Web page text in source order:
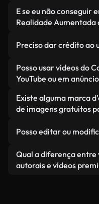
relacionadas a
com vídeos gerados
claramente
saiba o que está
Não, se você
otimizadas.
— mantendo a alta
como LCP.
E se eu não conseguir
Realidade Aumentada
Coverr AI Studio.
"Realidade
gerará um vídeo
segundos, alinhado
licenciamento.
Preciso dar crédito ao
Não é necessário dar
nossa biblioteca são
embora isso seja
Posso usar vídeos do
YouTube ou em
Sim. Todas as
podem ser usadas
de clientes — desde
como um produto
Existe alguma marca
de imagens gratuitos
reais ou gerados por
Você recebe
Posso editar ou
Sim. Você pode
vídeos livremente.
Qual a diferença entre
autorais e vídeos